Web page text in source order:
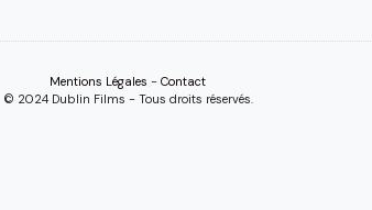
Mentions Légales - Contact
© 2024 Dublin Films - Tous droits réservés.